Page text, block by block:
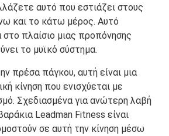
αυτό που εστιάζει στους
και το κάτω μέρος. Αυτό
στο πλαίσιο μιας προπόνησης
το μυϊκό σύστημα.
πρέσα πάγκου, αυτή είναι μια
κίνηση που ενισχύεται με
Σχεδιασμένα για ανώτερη λαβή
Leadman Fitness είναι
σε αυτή την κίνηση μέσω